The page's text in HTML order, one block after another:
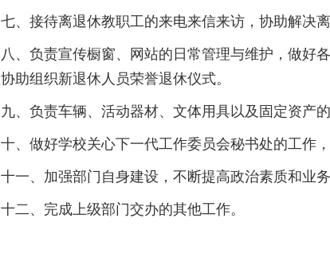
七、接待离退休教职工的来电来信来访，协助解决
八、负责宣传橱窗、网站的日常管理与维护，做好
协助组织新退休人员荣誉退休仪式。
九、负责车辆、活动器材、文体用具以及固定资产
十、做好学校关心下一代工作委员会秘书处的工作
十一、加强部门自身建设，不断提高政治素质和业
十二、完成上级部门交办的其他工作。